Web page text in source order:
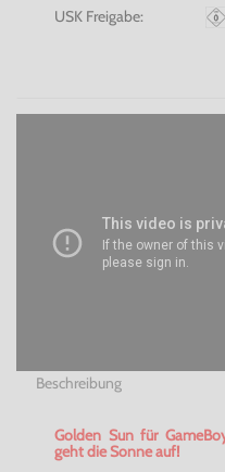
USK Freigabe:
Beschreibung
Golden Sun für
geht die Sonne auf!